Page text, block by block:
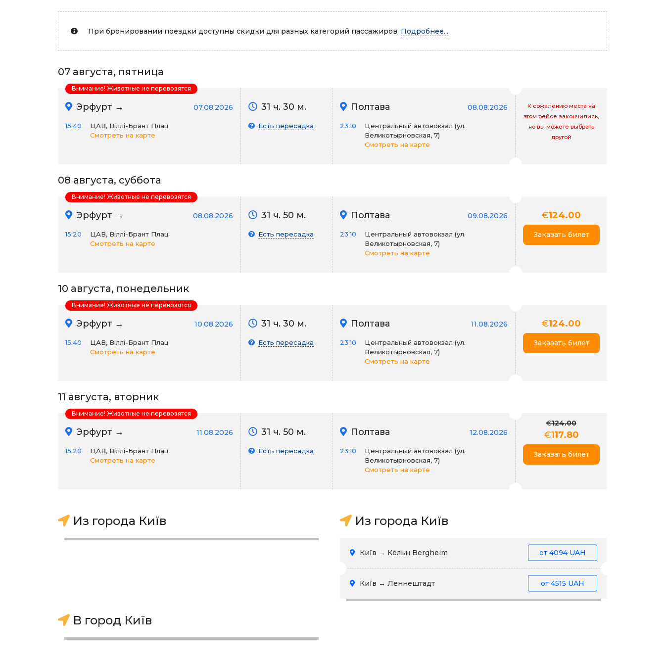
Автопарк
При бронировании поездки доступны скидки для разных категорий пассажиров. Подробнее...
07 августа, пятница
Эрфурт → 07.08.2026
15:40
ЦАВ, Віллі-Брант Плац
Смотреть на карте
31 ч. 30 м.
Есть пересадка
Полтава 08.08.2026
23:10
Центральный автовокзал (ул.
Великотырновская, 7)
Смотреть на карте
К сожалению места на
этом рейсе закончились,
но вы можете выбрать
другой
Внимание! Животные не перевозятся
08 августа, суббота
Эрфурт → 08.08.2026
15:20
ЦАВ, Віллі-Брант Плац
Смотреть на карте
31 ч. 50 м.
Есть пересадка
Полтава 09.08.2026
23:10
Центральный автовокзал (ул.
Великотырновская, 7)
Смотреть на карте
€124.00
Заказать билет
Внимание! Животные не перевозятся
10 августа, понедельник
Эрфурт → 10.08.2026
15:40
ЦАВ, Віллі-Брант Плац
Смотреть на карте
31 ч. 30 м.
Есть пересадка
Полтава 11.08.2026
23:10
Центральный автовокзал (ул.
Великотырновская, 7)
Смотреть на карте
€124.00
Заказать билет
Внимание! Животные не перевозятся
11 августа, вторник
Эрфурт → 11.08.2026
15:20
ЦАВ, Віллі-Брант Плац
Смотреть на карте
31 ч. 50 м.
Есть пересадка
Полтава 12.08.2026
23:10
Центральный автовокзал (ул.
Великотырновская, 7)
Смотреть на карте
€124.00
€117.80
Заказать билет
Внимание! Животные не перевозятся
Из города Київ Из города Київ
Київ → Кёльн Bergheim от 4094 UAH
Київ → Леннештадт от 4515 UAH
В город Київ